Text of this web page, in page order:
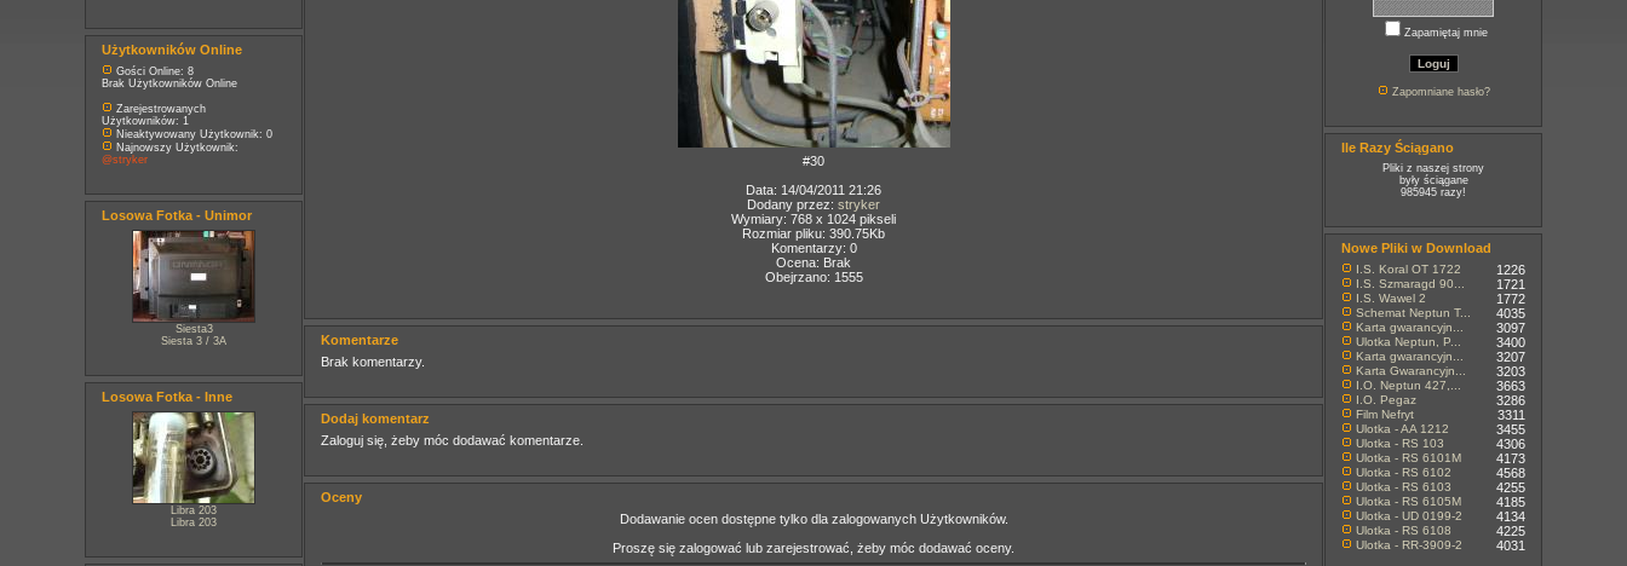
Użytkowników Online
Gości Online: 8
Brak Użytkowników Online
Zarejestrowanych
Użytkowników: 1
Nieaktywowany Użytkownik: 0
Najnowszy Użytkownik:
@stryker
Losowa Fotka - Unimor
Siesta3
Siesta 3 / 3A
Losowa Fotka - Inne
Libra 203
Libra 203
#30
Data: 14/04/2011 21:26
Dodany przez: stryker
Wymiary: 768 x 1024 pikseli
Rozmiar pliku: 390.75Kb
Komentarzy: 0
Ocena: Brak
Obejrzano: 1555
Komentarze
Brak komentarzy.
Dodaj komentarz
Zaloguj się, żeby móc dodawać komentarze.
Oceny
Dodawanie ocen dostępne tylko dla zalogowanych Użytkowników.
Proszę się zalogować lub zarejestrować, żeby móc dodawać oceny.
Zapamiętaj mnie
Zapomniane hasło?
Ile Razy Ściągano
Pliki z naszej strony
były ściągane
985945 razy!
Nowe Pliki w Download
I.S. Koral OT 1722 1226
I.S. Szmaragd 90... 1721
I.S. Wawel 2 1772
Schemat Neptun T... 4035
Karta gwarancyjn... 3097
Ulotka Neptun, P... 3400
Karta gwarancyjn... 3207
Karta Gwarancyjn... 3203
I.O. Neptun 427,... 3663
I.O. Pegaz 3286
Film Nefryt 3311
Ulotka - AA 1212 3455
Ulotka - RS 103 4306
Ulotka - RS 6101M 4173
Ulotka - RS 6102 4568
Ulotka - RS 6103 4255
Ulotka - RS 6105M 4185
Ulotka - UD 0199-2 4134
Ulotka - RS 6108 4225
Ulotka - RR-3909-2 4031